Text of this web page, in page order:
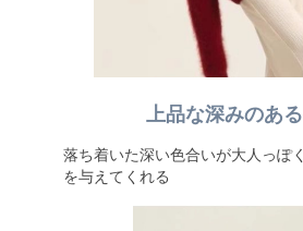
上品な深みのあ
落ち着いた深い色合いが大人っぽ
を与えてくれる